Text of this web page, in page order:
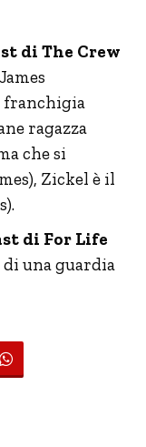
di The Crew
franchigia
ragazza
che si
Zickel è il
di For Life
una guardia